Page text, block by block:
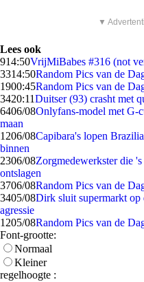
▼
Lees ook
914:50VrijMiBabes #316 (not
3314:50Random Pics van de
1900:45Random Pics van de
3420:11Duitser (93) crasht met
6406/08Onlyfans-model met G-
maan
1206/08Capibara's lopen
binnen
2306/08Zorgmedewerkster die
ontslagen
3706/08Random Pics van de
3405/08Dirk sluit supermarkt op
agressie
1205/08Random Pics van de
Font-grootte:
Normaal
Kleiner
regelhoogte :